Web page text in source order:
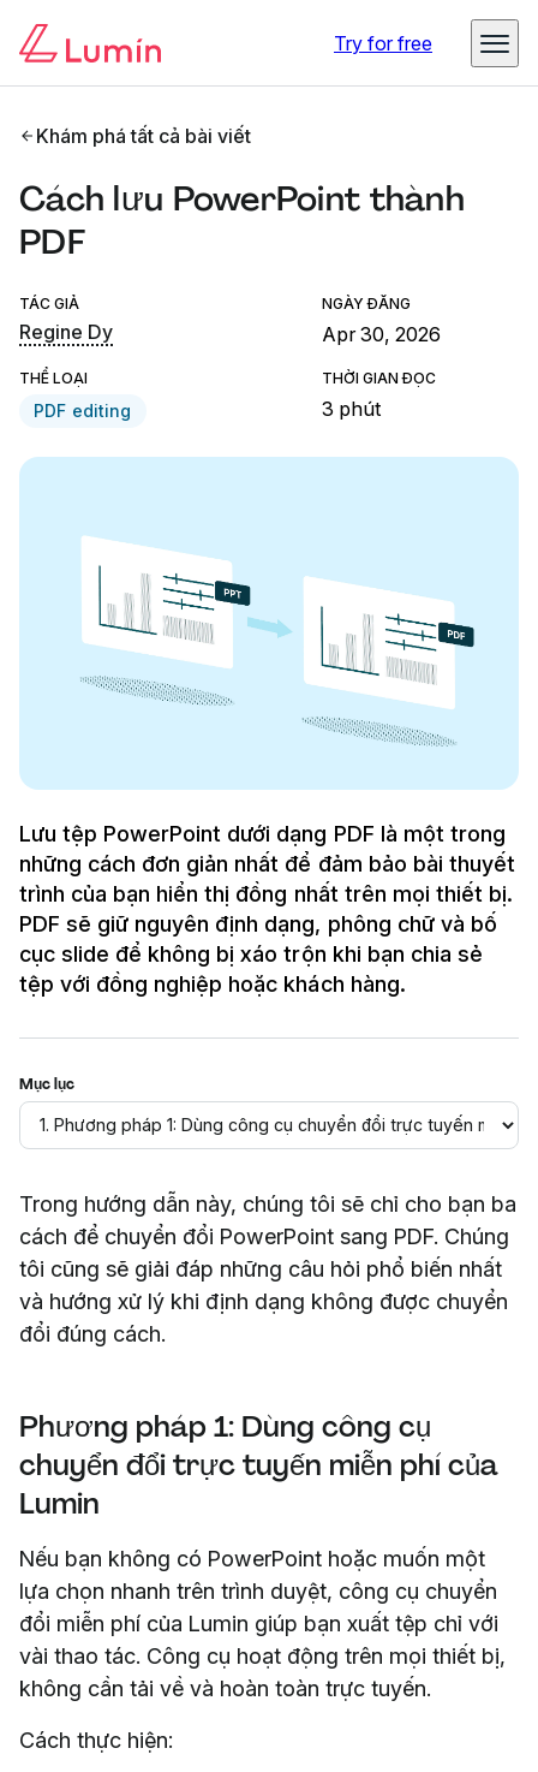
Try for free
Khám phá tất cả bài viết
Cách lưu PowerPoint thành
PDF
TÁC GIẢ
Regine Dy
NGÀY ĐĂNG
Apr 30, 2026
THỂ LOẠI
PDF editing
THỜI GIAN ĐỌC
3 phút
Lưu tệp PowerPoint dưới dạng PDF là một trong
những cách đơn giản nhất để đảm bảo bài thuyết
trình của bạn hiển thị đồng nhất trên mọi thiết bị.
PDF sẽ giữ nguyên định dạng, phông chữ và bố
cục slide để không bị xáo trộn khi bạn chia sẻ
tệp với đồng nghiệp hoặc khách hàng.
Mục lục
Trong hướng dẫn này, chúng tôi sẽ chỉ cho bạn ba
cách để chuyển đổi PowerPoint sang PDF. Chúng
tôi cũng sẽ giải đáp những câu hỏi phổ biến nhất
và hướng xử lý khi định dạng không được chuyển
đổi đúng cách.
Phương pháp 1: Dùng công cụ
chuyển đổi trực tuyến miễn phí của
Lumin
Nếu bạn không có PowerPoint hoặc muốn một
lựa chọn nhanh trên trình duyệt, công cụ chuyển
đổi miễn phí của Lumin giúp bạn xuất tệp chỉ với
vài thao tác. Công cụ hoạt động trên mọi thiết bị,
không cần tải về và hoàn toàn trực tuyến.
Cách thực hiện: